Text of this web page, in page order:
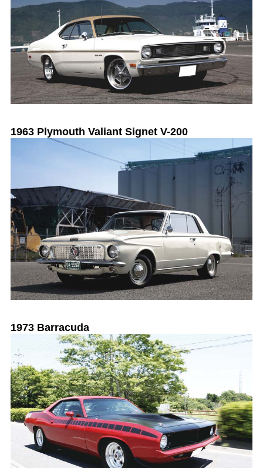
1963 Plymouth Valiant Signet V-200
1973 Barracuda